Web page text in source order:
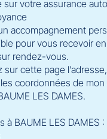
sur votre assurance
accompagnement
pour vous recevoir
rendez-vous.
cette page
coordonnées de mon
LES DAMES.
à BAUME LES DAMES